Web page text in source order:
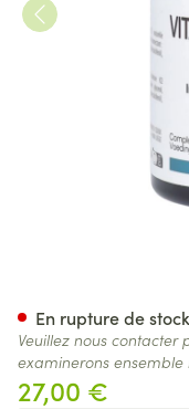
27,00 €
En rupture de stock
Veuillez nous
examinerons ensemble